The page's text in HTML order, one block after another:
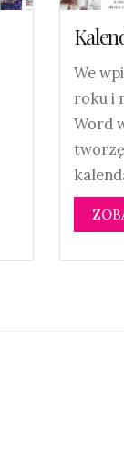
We
roku i
Word